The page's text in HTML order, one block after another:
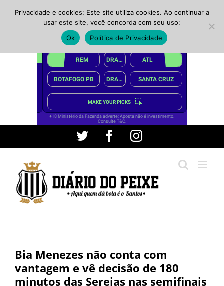
conteúdo
Twitter FacebookInstagram
Bia Menezes não conta com
vantagem e vê decisão de 180
minutos das Sereias nas semifinais
Privacidade e cookies: Este site utiliza cookies. Ao continuar a
usar este site, você concorda com seu uso:
Ok
Política de Privacidade